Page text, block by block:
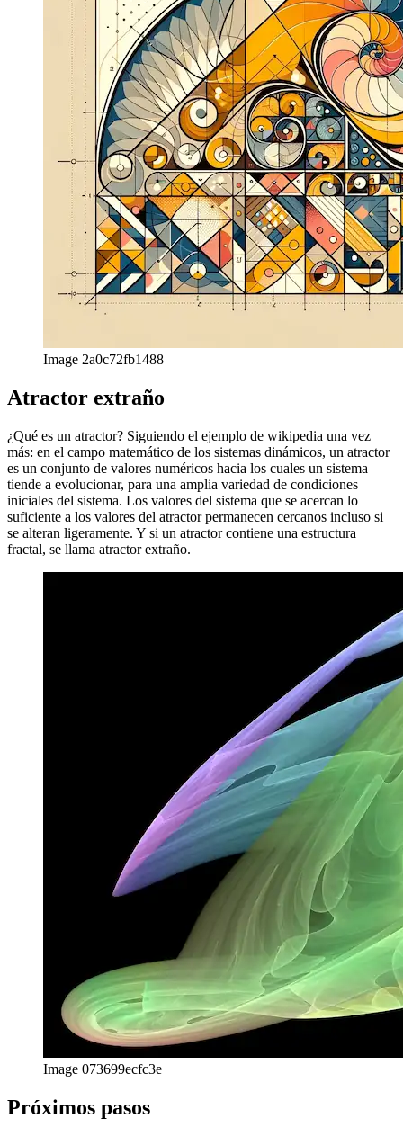
Atractor extraño
¿Qué es un atractor? Siguiendo el ejemplo de wikipedia una vez
más: en el campo matemático de los sistemas dinámicos, un atractor
es un conjunto de valores numéricos hacia los cuales un sistema
tiende a evolucionar, para una amplia variedad de condiciones
iniciales del sistema. Los valores del sistema que se acercan lo
suficiente a los valores del atractor permanecen cercanos incluso si
Esa es una descripción general rápida de algunas formas y cuerpos
definidos por morfogénesis digital. No solo las formas son
complejas, sino también todo el campo con sus muchas
subcategorías y aspectos interdisciplinarios. Espero que ahora tengas
curiosidad por explorar más, ya que esto es lo que haré. Los
artículos futuros se centrarán más en componentes específicos de la
morfogénesis digital y probablemente cómo se pueden utilizar para
mejorar animaciones o UX para aplicaciones web, ya que este sigue
siendo mi principal dominio de trabajo.
deutsch
deutsch
ελληνικά
ελληνικά
english
esperanto
español